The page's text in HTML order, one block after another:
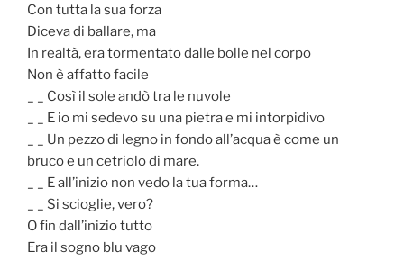
Con tutta la sua forza
Diceva di ballare, ma
In realtà, era tormentato dalle bolle nel corpo
Non è affatto facile
_ _ Così il sole andò tra le nuvole
_ _ E io mi sedevo su una pietra e mi intorpidivo
_ _ Un pezzo di legno in fondo all’acqua è come un
bruco e un cetriolo di mare.
_ _ E all’inizio non vedo la tua forma…
_ _ Si scioglie, vero?
O fin dall’inizio tutto
Era il sogno blu vago